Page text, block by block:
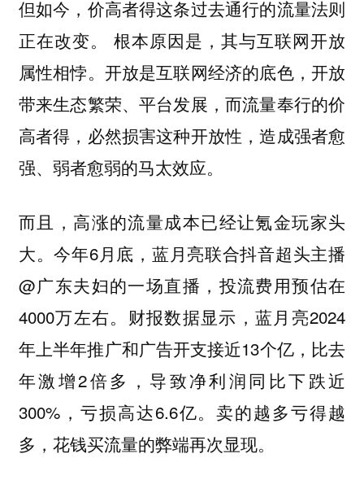
但如今，价高者得这条过去通行的流量法则
正在改变。 根本原因是，其与互联网开放
属性相悖。开放是互联网经济的底色，开放
带来生态繁荣、平台发展，而流量奉行的价
高者得，必然损害这种开放性，造成强者愈
强、弱者愈弱的马太效应。
而且，高涨的流量成本已经让氪金玩家头
大。今年6月底，蓝月亮联合抖音超头主播
@广东夫妇的一场直播，投流费用预估在
4000万左右。财报数据显示，蓝月亮2024
年上半年推广和广告开支接近13个亿，比去
年激增2倍多，导致净利润同比下跌近
300%，亏损高达6.6亿。卖的越多亏得越
多，花钱买流量的弊端再次显现。